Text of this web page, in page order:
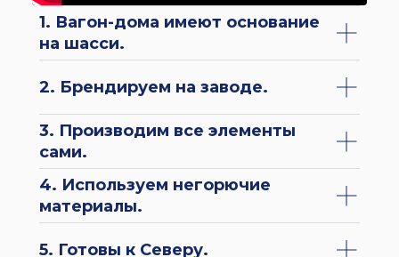
1. Вагон-дома имеют основание
на шасси.
2. Брендируем на заводе.
3. Производим все элементы
сами.
4. Используем негорючие
материалы.
5. Готовы к Северу.